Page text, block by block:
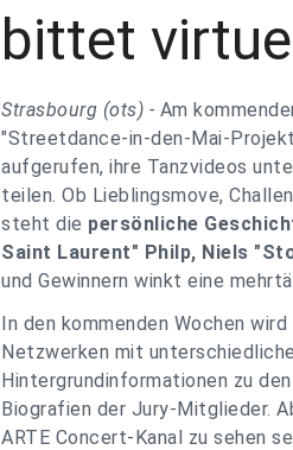
bittet
Strasbourg (ots) - Am
"Streetdance-in-den-Mai-
aufgerufen, ihre Tanzvideos
teilen. Ob Lieblingsmove,
steht die persönliche
Saint Laurent" Philp, Niels
und Gewinnern winkt eine
In den kommenden Wochen
Netzwerken mit
Hintergrundinformationen zu
Biografien der Jury-Mitglieder.
ARTE Concert-Kanal zu sehen